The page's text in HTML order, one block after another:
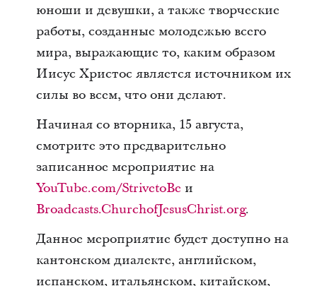
юноши и девушки, а также творческие
работы, созданные молодежью всего
мира, выражающие то, каким образом
Иисус Христос является источником их
силы во всем, что они делают.
Начиная со вторника, 15 августа,
смотрите это предварительно
записанное мероприятие на
YouTube.com/StrivetoBe и
Broadcasts.ChurchofJesusChrist.org.
Данное мероприятие будет доступно на
кантонском диалекте, английском,
испанском, итальянском, китайском,